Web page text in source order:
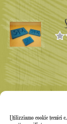
Utilizziamo cookie tecnici